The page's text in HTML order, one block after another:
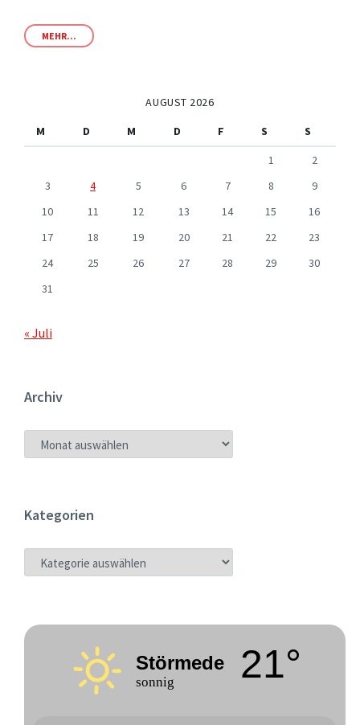
MEHR...
AUGUST 2026
M
D M D F S
S
1
2
3
4 5 6 7 8
9
10
11 12 13 14 15
16
17
18 19 20 21 22
23
24
25 26 27 28 29
30
31
« Juli
Archiv
ARCHIV
Kategorien
KATEGORIEN
Störmede
sonnig 21°